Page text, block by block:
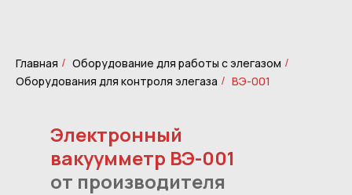
Главная / Оборудование для работы с элегазом /
Оборудования для контроля элегаза / ВЭ-001
Электронный
вакуумметр ВЭ-001
от производителя